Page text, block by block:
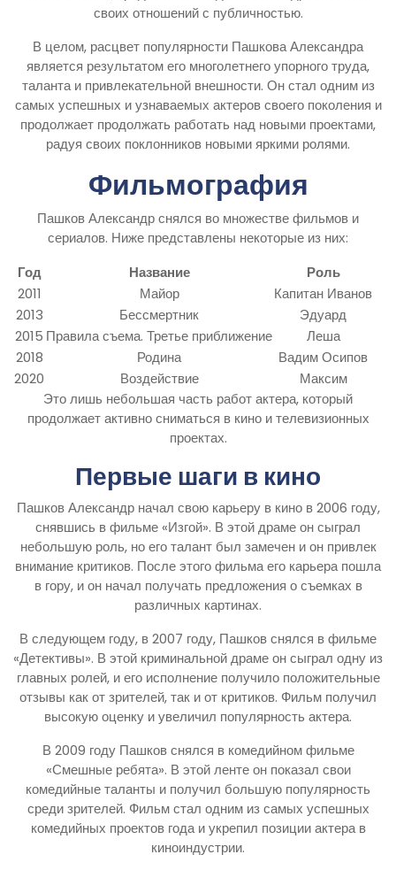
своих отношений с публичностью.
В целом, расцвет популярности Пашкова Александра
является результатом его многолетнего упорного труда,
таланта и привлекательной внешности. Он стал одним из
самых успешных и узнаваемых актеров своего поколения и
продолжает продолжать работать над новыми проектами,
радуя своих поклонников новыми яркими ролями.
Фильмография
Пашков Александр снялся во множестве фильмов и
сериалов. Ниже представлены некоторые из них:
Год
Название
Роль
2011
Майор
Капитан Иванов
2013
Бессмертник
Эдуард
2015 Правила съема. Третье приближение
Леша
2018
Родина
Вадим Осипов
2020
Воздействие
Максим
Это лишь небольшая часть работ актера, который
продолжает активно сниматься в кино и телевизионных
проектах.
Первые шаги в кино
Пашков Александр начал свою карьеру в кино в 2006 году,
снявшись в фильме «Изгой». В этой драме он сыграл
небольшую роль, но его талант был замечен и он привлек
внимание критиков. После этого фильма его карьера пошла
в гору, и он начал получать предложения о съемках в
различных картинах.
В следующем году, в 2007 году, Пашков снялся в фильме
«Детективы». В этой криминальной драме он сыграл одну из
главных ролей, и его исполнение получило положительные
отзывы как от зрителей, так и от критиков. Фильм получил
высокую оценку и увеличил популярность актера.
В 2009 году Пашков снялся в комедийном фильме
«Смешные ребята». В этой ленте он показал свои
комедийные таланты и получил большую популярность
среди зрителей. Фильм стал одним из самых успешных
комедийных проектов года и укрепил позиции актера в
киноиндустрии.